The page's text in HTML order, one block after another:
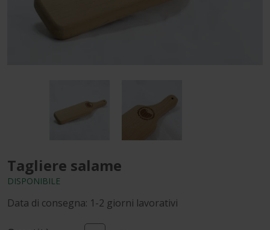
Tagliere salame
DISPONIBILE
Data di consegna: 1-2 giorni lavorativi